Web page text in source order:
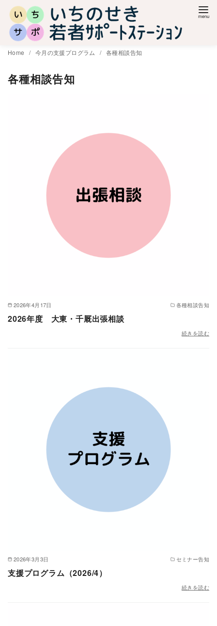
Home 今月の支援プログラム 各種相談告知
各種相談告知
2026年4月17日 各種相談告知
2026年度 大東・千厩出張相談
続きを読む
2026年3月3日 セミナー告知
支援プログラム（2026/4）
続きを読む